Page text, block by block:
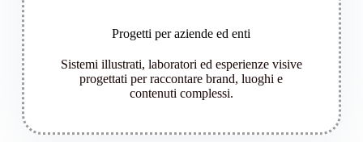
Progetti per aziende ed enti
Sistemi illustrati, laboratori ed esperienze visive
progettati per raccontare brand, luoghi e
contenuti complessi.